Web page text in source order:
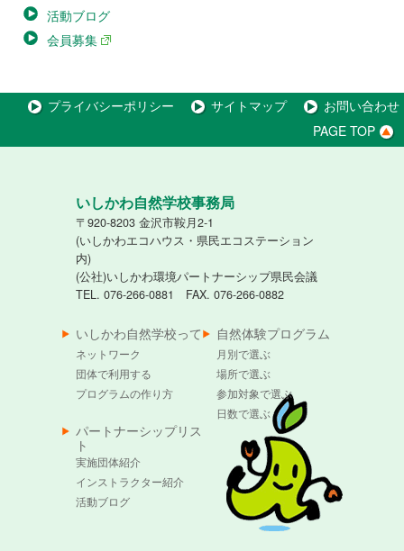
活動ブログ
会員募集
プライバシーポリシー サイトマップ
お問い合わせ
PAGE TOP
いしかわ自然学校事務局
〒920-8203 金沢市鞍月2-1
(いしかわエコハウス・県民エコステーション
内)
(公社)いしかわ環境パートナーシップ県民会議
TEL. 076-266-0881 FAX. 076-266-0882
いしかわ自然学校って
ネットワーク
団体で利用する
プログラムの作り方
自然体験プログラム
月別で選ぶ
場所で選ぶ
参加対象で選ぶ
日数で選ぶ
パートナーシップリス
ト
実施団体紹介
インストラクター紹介
活動ブログ